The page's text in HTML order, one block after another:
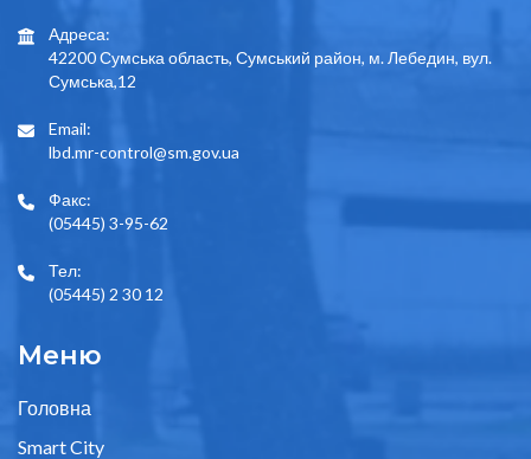
Адреса:
42200 Сумська область, Сумський район, м. Лебедин, вул.
Сумська,12
Email:
lbd.mr-control@sm.gov.ua
Факс:
(05445) 3-95-62
Тел:
(05445) 2 30 12
Меню
Головна
Smart City